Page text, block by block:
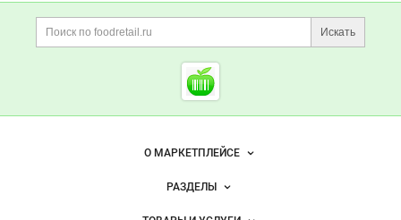
Дополнительная информация
Поиск по сайту и
Искать
Cсылки на полезные
Foodretail.ru
— продукты
Важные разделы и контакты
Навигация по сайтуО МАРКЕТПЛЕЙСЕ
Новости Foodretail.ru
РАЗДЕЛЫ
Объявления